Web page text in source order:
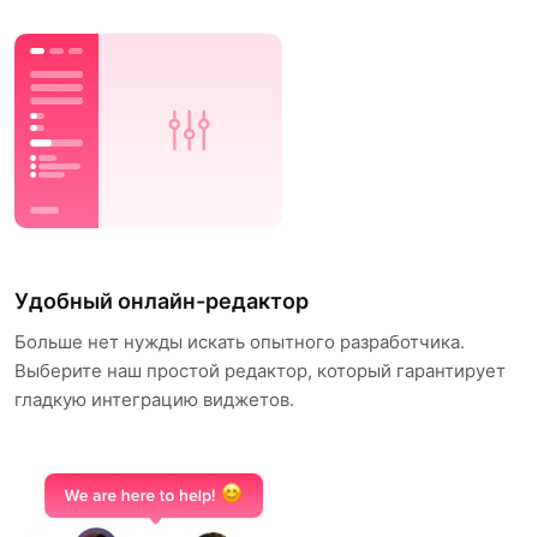
Удобный онлайн-редактор
Больше нет нужды искать опытного разработчика.
Выберите наш простой редактор, который гарантирует
гладкую интеграцию виджетов.